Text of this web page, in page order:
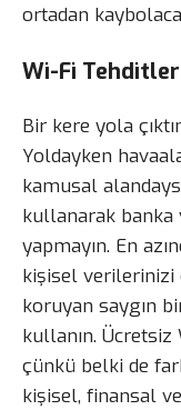
ortadan
Wi-Fi
Bir kere yola
Yoldayken
kamusal
kullanarak banka
yapmayın. En
kişisel verilerinizi
koruyan saygın
kullanın. Ücretsiz
çünkü belki de
kişisel, finansal